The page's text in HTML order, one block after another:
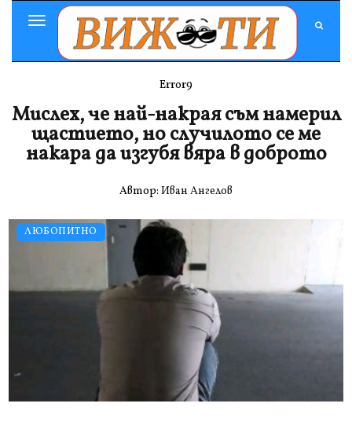
Toggle
Navigation
ЛЮБОПИТНО
Error9
Мислех, че най-накрая съм намерил
щастието, но случилото се ме
накара да изгубя вяра в доброто
Автор: Иван Ангелов